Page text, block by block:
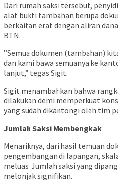
​Dari rumah saksi tersebut,
alat bukti tambahan berupa
berkaitan erat dengan aliran
BTN.
​”Semua dokumen (tambahan)
dan kami bawa semuanya ke
lanjut,” tegas Sigit.
​Sigit menambahkan bahwa
dilakukan demi memperkuat
yang sudah dikantongi oleh tim
Jumlah Saksi Membengkak
Menariknya, dari hasil temuan
pengembangan di lapangan,
meluas. Jumlah saksi yang
melonjak signifikan.